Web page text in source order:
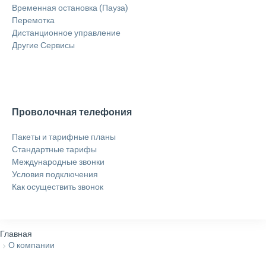
Временная остановка (Пауза)
Перемотка
Дистанционное управление
Другие Сервисы
Проволочная телефония
Пакеты и тарифные планы
Стандартные тарифы
Международные звонки
Условия подключения
Как осуществить звонок
Главная
О компании